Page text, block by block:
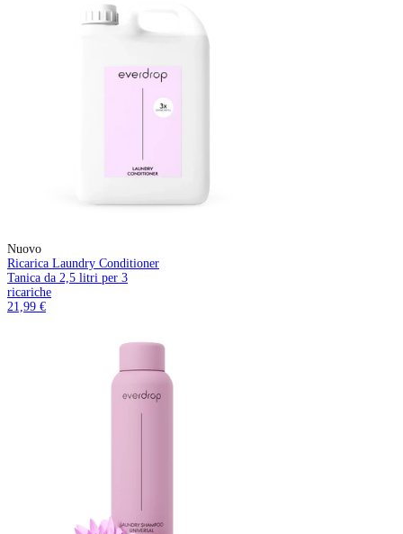
Nuovo
Ricarica Laundry Conditioner
Tanica da 2,5 litri per 3
ricariche
21,99 €